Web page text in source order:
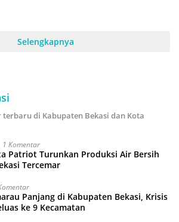
Selengkapnya
di Kabupaten Bekasi dan Kota
1 Komentar
Patriot Turunkan Produksi Air Bersih
Tercemar
Panjang di Kabupaten Bekasi, Krisis
ke 9 Kecamatan